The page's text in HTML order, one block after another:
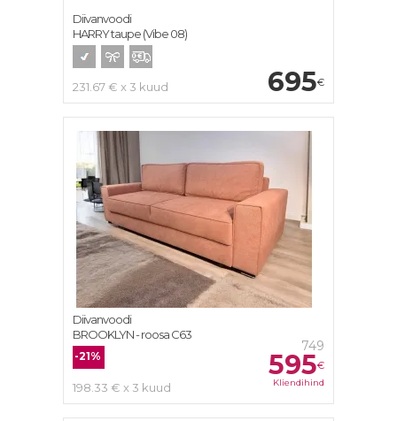
695€
231.67 € x 3 kuud
Diivanvoodi
HARRY taupe (Vibe 08)
749
595€
Kliendihind
-21%
198.33 € x 3 kuud
Diivanvoodi
BROOKLYN - roosa C63